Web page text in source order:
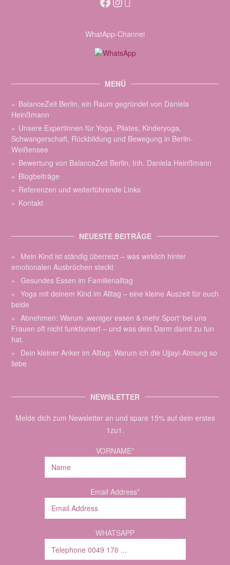
WhatApp-Channel
MENÜ
BalanceZeit Berlin, ein Raum gegründet von Daniela
Heinßmann
Unsere Expertinnen für Yoga, Pilates, Kinderyoga,
Schwangerschaft, Rückbildung und Bewegung in Berlin-
Weißensee
Bewertung von BalanceZeit Berlin, Inh. Daniela Heinßmann
Blogbeiträge
Referenzen und weiterführende Links
Kontakt
NEUESTE BEITRÄGE
Mein Kind ist ständig überreizt – was wirklich hinter
emotionalen Ausbrüchen steckt
Gesundes Essen im Familienalltag
Yoga mit deinem Kind im Alltag – eine kleine Auszeit für euch
beide
Abnehmen: Warum ‚weniger essen & mehr Sport‘ bei uns
Frauen oft nicht funktioniert – und was dein Darm damit zu tun
hat.
Dein kleiner Anker im Alltag: Warum ich die Ujjayi-Atmung so
liebe
NEWSLETTER
Melde dich zum Newsletter an und spare 15% auf dein erstes
1zu1.
VORNAME*
Email Address*
WHATSAPP